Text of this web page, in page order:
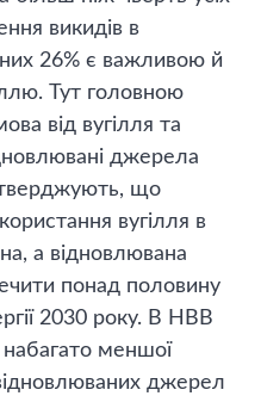
викидів в
26% є важливою й
Тут головною
від вугілля та
джерела
що
вугілля в
а відновлювана
понад половину
2030 року. В НВВ
набагато меншої
джерел